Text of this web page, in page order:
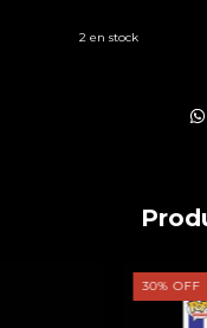
2 en stock
30%OFF